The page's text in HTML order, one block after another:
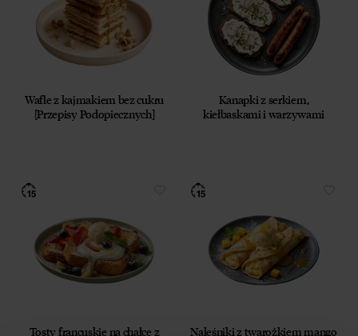
Wafle z kajmakiem bez cukru
[Przepisy Podopiecznych]
Kanapki z serkiem,
kiełbaskami i warzywami
Tosty francuskie na chałce z Naleśniki z twarożkiem mango